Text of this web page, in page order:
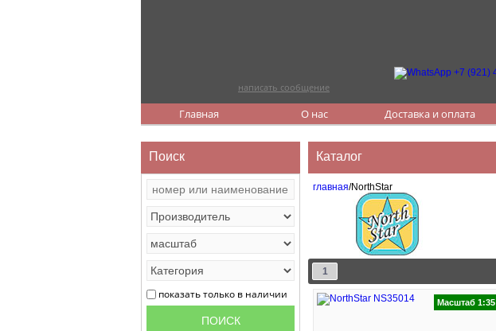
написать сообщение
Главная О нас Доставка и оплата
Поиск
показать только в наличии
Каталог
главная/NorthStar
1
Масштаб 1:35